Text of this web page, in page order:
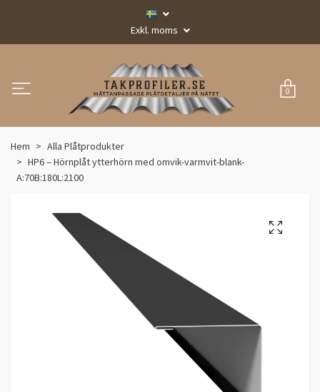
Exkl. moms
0
Hem
Alla Plåtprodukter
HP6 – Hörnplåt ytterhörn med omvik-varmvit-blank-
A:70B:180L:2100